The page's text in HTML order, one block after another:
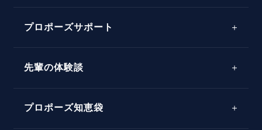
プロポーズサポート
先輩の体験談
プロポーズ知恵袋